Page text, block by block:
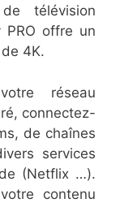
télévision
PRO offre un
4K.
réseau
connectez-
de chaînes
services
(Netflix …).
contenu